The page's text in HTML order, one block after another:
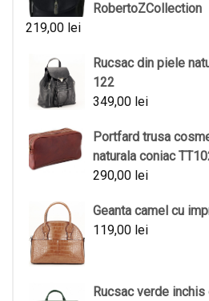
RobertoZCollection
219,00 lei
Rucsac din piele
122
349,00 lei
Portfard trusa
naturala coniac
290,00 lei
Geanta camel cu
119,00 lei
Rucsac verde